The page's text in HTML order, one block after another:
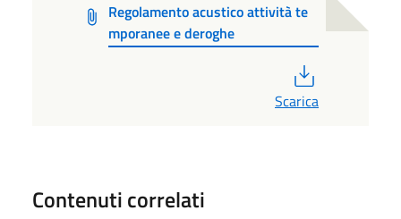
Regolamento acustico attività te
mporanee e deroghe
Scarica
Contenuti correlati